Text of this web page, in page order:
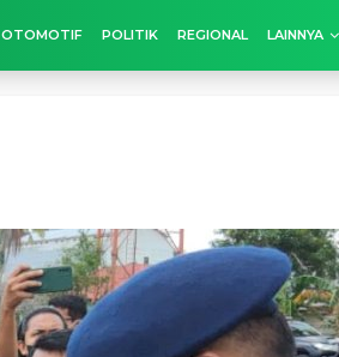
OTOMOTIF POLITIK REGIONAL LAINNYA